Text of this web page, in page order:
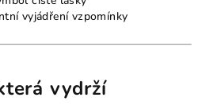
vyjádření vzpomínky
vydrží